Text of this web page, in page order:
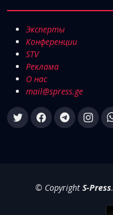
Эксперты
Конференции
STV
Реклама
О нас
mail@spress.ge
© Copyright S-Press.